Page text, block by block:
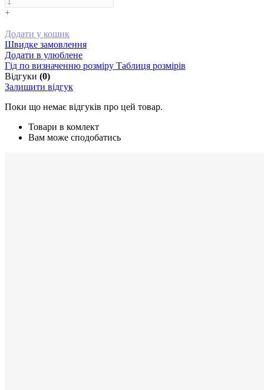
+
Додати у кошик
Швидке замовлення
Додати в улюблене
Гід по визначенню розміру Таблиця розмірів
Відгуки (0)
Залишити відгук
Поки що немає відгуків про цей товар.
Товари в комлект
Вам може сподобатись